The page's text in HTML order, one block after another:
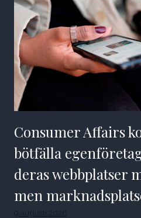
Consumer Affairs
bötfälla
deras webbplatser
men
9 augusti 2026